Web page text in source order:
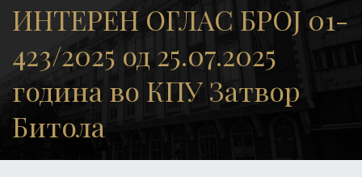
ИНТЕРЕН ОГЛАС БРОЈ 01-
423/2025 од 25.07.2025
година во КПУ Затвор
Битола